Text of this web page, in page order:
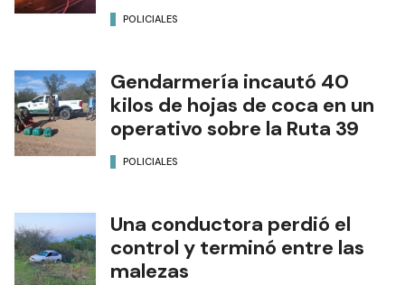
POLICIALES
Gendarmería incautó 40
kilos de hojas de coca en un
operativo sobre la Ruta 39
POLICIALES
Una conductora perdió el
control y terminó entre las
malezas